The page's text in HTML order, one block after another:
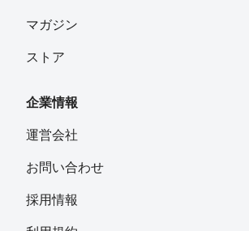
マガジン
ストア
企業情報
運営会社
お問い合わせ
採用情報